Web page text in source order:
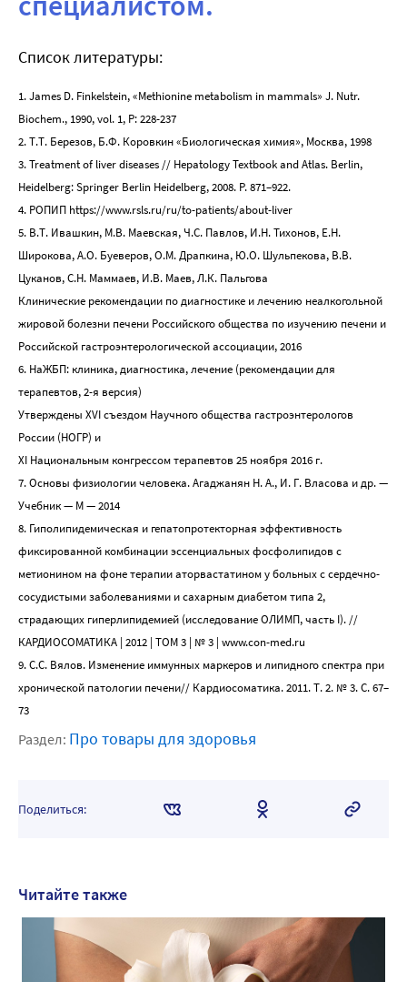
Список литературы:
1. James D. Finkelstein, «Methionine metabolism in mammals» J. Nutr.
Biochem., 1990, vol. 1, P: 228-237
2. Т.Т. Березов, Б.Ф. Коровкин «Биологическая химия», Москва, 1998
3. Treatment of liver diseases // Hepatology Textbook and Atlas. Berlin,
Heidelberg: Springer Berlin Heidelberg, 2008. P. 871–922.
4. РОПИП https://www.rsls.ru/ru/to-patients/about-liver
5. В.Т. Ивашкин, М.В. Маевская, Ч.С. Павлов, И.Н. Тихонов, Е.Н.
Широкова, А.О. Буеверов, О.М. Драпкина, Ю.О. Шульпекова, В.В.
Цуканов, С.Н. Маммаев, И.В. Маев, Л.К. Пальгова
Клинические рекомендации по диагностике и лечению неалкогольной
жировой болезни печени Российского общества по изучению печени и
Российской гастроэнтерологической ассоциации, 2016
6. НаЖБП: клиника, диагностика, лечение (рекомендации для
терапевтов, 2-я версия)
Утверждены XVI съездом Научного общества гастроэнтерологов
России (НОГР) и
XI Национальным конгрессом терапевтов 25 ноября 2016 г.
7. Основы физиологии человека. Агаджанян Н. А., И. Г. Власова и др. —
Учебник — М — 2014
8. Гиполипидемическая и гепатопротекторная эффективность
фиксированной комбинации эссенциальных фосфолипидов с
метионином на фоне терапии аторвастатином у больных с сердечно-
сосудистыми заболеваниями и сахарным диабетом типа 2,
страдающих гиперлипидемией (исследование ОЛИМП, часть I). //
КАРДИОСОМАТИКА | 2012 | ТОМ 3 | № 3 | www.con-med.ru
9. С.С. Вялов. Изменение иммунных маркеров и липидного спектра при
хронической патологии печени// Кардиосоматика. 2011. Т. 2. № 3. С. 67–
73
Раздел: Про товары для здоровья
Поделиться:
Читайте также